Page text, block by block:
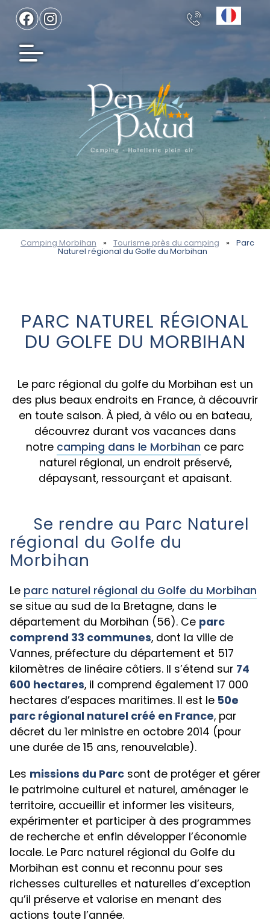
Camping Morbihan » Tourisme près du camping »
Parc
Naturel régional du Golfe du Morbihan
PARC NATUREL RÉGIONAL
DU GOLFE DU MORBIHAN
Le parc régional du golfe du Morbihan est un
des plus beaux endroits en France, à découvrir
en toute saison. À pied, à vélo ou en bateau,
découvrez durant vos vacances dans
notre camping dans le Morbihan ce parc
naturel régional, un endroit préservé,
dépaysant, ressourçant et apaisant.
Se rendre au Parc Naturel
régional du Golfe du
Morbihan
Le parc naturel régional du Golfe du Morbihan
se situe au sud de la Bretagne, dans le
département du Morbihan (56). Ce parc
comprend 33 communes, dont la ville de
Vannes, préfecture du département et 517
kilomètres de linéaire côtiers. Il s’étend sur 74
600 hectares, il comprend également 17 000
hectares d’espaces maritimes. Il est le 50e
parc régional naturel créé en France, par
décret du 1er ministre en octobre 2014 (pour
une durée de 15 ans, renouvelable).
Les missions du Parc sont de protéger et gérer
le patrimoine culturel et naturel, aménager le
territoire, accueillir et informer les visiteurs,
expérimenter et participer à des programmes
de recherche et enfin développer l’économie
locale. Le Parc naturel régional du Golfe du
Morbihan est connu et reconnu pour ses
richesses culturelles et naturelles d’exception
qu’il préserve et valorise en menant des
actions toute l’année.